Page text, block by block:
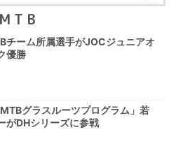
MTB
チーム所属選手がJOCジュニアオ
優勝
MTBグラスルーツプログラム」若
がDHシリーズに参戦